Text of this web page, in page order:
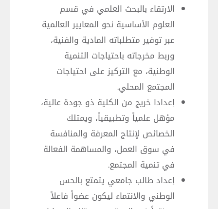
الارتقاء بالبحث العلمي في قسم
العلوم الأساسية نحو المعايير العالمية
عبر توفير متطلباته المادية والفنية،
وربط مخرجاته باحتياجات التنمية
الوطنية، مع التركيز على احتياجات
المجتمع المحلي.
إعدادا خريج من الكلية ذو جودة عالية،
مؤهل علمياً وتطبيقياً، ويمتلك
الخصائص لإنتاج المعرفة والمنافسة
في سوق العمل، والمساهمة الفعالة
في تنمية المجتمع.
إعداد طالب جامعي يتمتع بالحس
الوطني والانتماء ليكون عضواً فاعلاً